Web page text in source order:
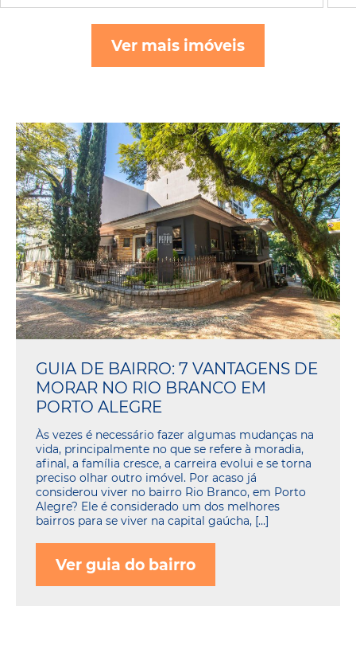
Ver mais imóveis
GUIA DE BAIRRO: 7 VANTAGENS DE
MORAR NO RIO BRANCO EM
PORTO ALEGRE
Às vezes é necessário fazer algumas mudanças na
vida, principalmente no que se refere à moradia,
afinal, a família cresce, a carreira evolui e se torna
preciso olhar outro imóvel. Por acaso já
considerou viver no bairro Rio Branco, em Porto
Alegre? Ele é considerado um dos melhores
bairros para se viver na capital gaúcha, […]
Ver guia do bairro